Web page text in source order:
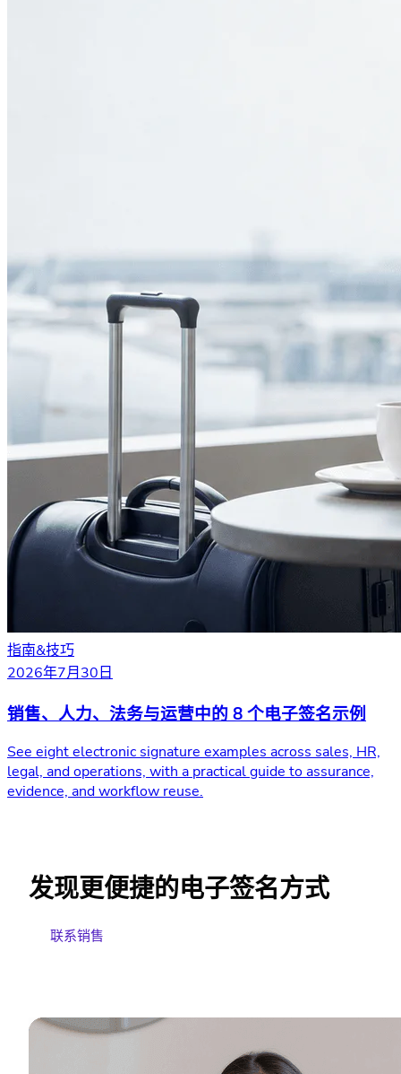
指南&技巧
2026年7月30日
销售、人力、法务与运营中的 8 个电子签名示例
See eight electronic signature examples across sales, HR,
legal, and operations, with a practical guide to assurance,
evidence, and workflow reuse.
发现更便捷的电子签名方式
联系销售